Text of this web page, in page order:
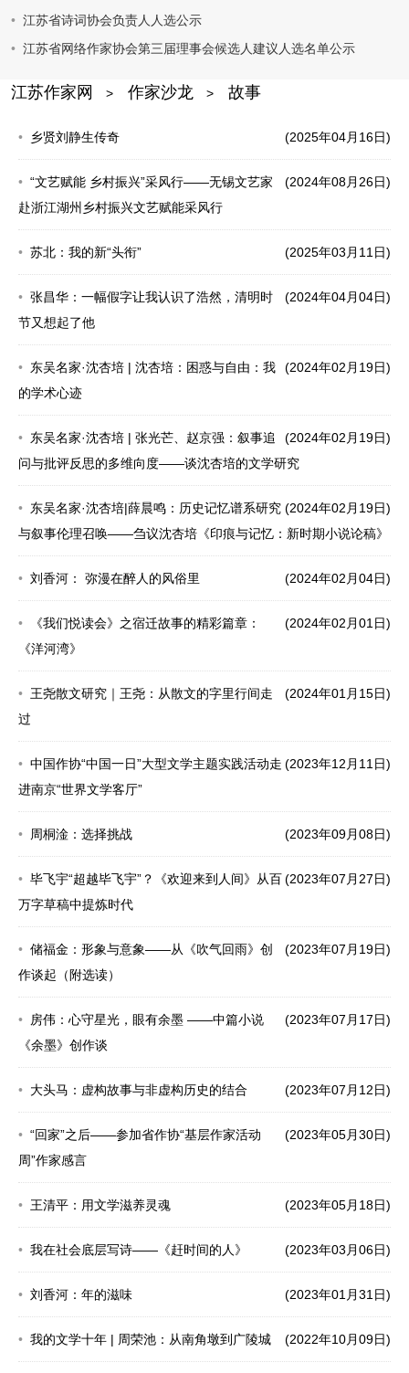
江苏省诗词协会负责人人选公示
江苏省网络作家协会第三届理事会候选人建议人选名单公示
江苏作家网 > 作家沙龙 > 故事
(2025年04月16日)
乡贤刘静生传奇
(2024年08月26日)
“文艺赋能 乡村振兴”采风行——无锡文艺家
赴浙江湖州乡村振兴文艺赋能采风行
(2025年03月11日)
苏北：我的新“头衔”
(2024年04月04日)
张昌华：一幅假字让我认识了浩然，清明时
节又想起了他
(2024年02月19日)
东吴名家·沈杏培 | 沈杏培：困惑与自由：我
的学术心迹
(2024年02月19日)
东吴名家·沈杏培 | 张光芒、赵京强：叙事追
问与批评反思的多维向度——谈沈杏培的文学研究
(2024年02月19日)
东吴名家·沈杏培|薛晨鸣：历史记忆谱系研究
与叙事伦理召唤——刍议沈杏培《印痕与记忆：新时期小说论稿》
(2024年02月04日)
刘香河： 弥漫在醉人的风俗里
(2024年02月01日)
《我们悦读会》之宿迁故事的精彩篇章：
《洋河湾》
(2024年01月15日)
王尧散文研究｜王尧：从散文的字里行间走
过
(2023年12月11日)
中国作协“中国一日”大型文学主题实践活动走
进南京“世界文学客厅”
(2023年09月08日)
周桐淦：选择挑战
(2023年07月27日)
毕飞宇“超越毕飞宇”？《欢迎来到人间》从百
万字草稿中提炼时代
(2023年07月19日)
储福金：形象与意象——从《吹气回雨》创
作谈起（附选读）
(2023年07月17日)
房伟：心守星光，眼有余墨 ——中篇小说
《余墨》创作谈
(2023年07月12日)
大头马：虚构故事与非虚构历史的结合
(2023年05月30日)
“回家”之后——参加省作协“基层作家活动
周”作家感言
(2023年05月18日)
王清平：用文学滋养灵魂
(2023年03月06日)
我在社会底层写诗——《赶时间的人》
(2023年01月31日)
刘香河：年的滋味
(2022年10月09日)
我的文学十年 | 周荣池：从南角墩到广陵城